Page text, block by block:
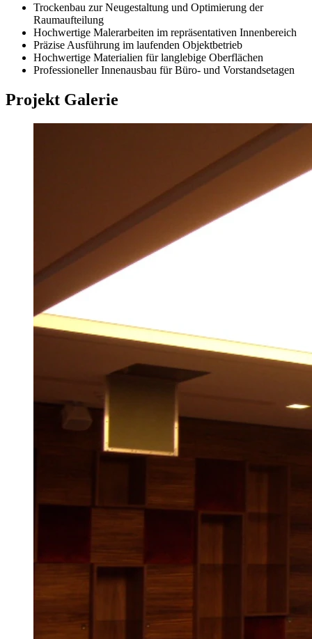
Trockenbau zur Neugestaltung und Optimierung der
Raumaufteilung
Hochwertige Malerarbeiten im repräsentativen Innenbereich
Präzise Ausführung im laufenden Objektbetrieb
Hochwertige Materialien für langlebige Oberflächen
Professioneller Innenausbau für Büro- und Vorstandsetagen
Projekt Galerie